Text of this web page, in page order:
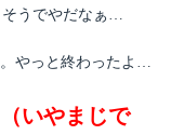
うでやだなぁ…
やっと終わったよ…
いやまじで